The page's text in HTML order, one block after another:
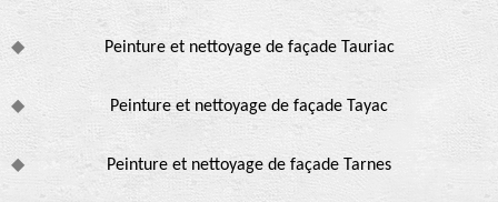
Peinture et nettoyage de façade Tauriac
Peinture et nettoyage de façade Tayac
Peinture et nettoyage de façade Tarnes